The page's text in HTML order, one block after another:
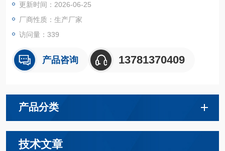
更新时间：2026-06-25
厂商性质：生产厂家
访问量：339
产品咨询 13781370409
产品分类
技术文章